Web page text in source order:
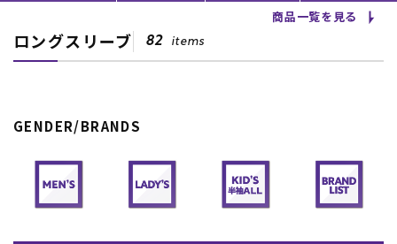
店舗一覧
ファッションTOP
商品一覧を見る
ロングスリーブ 82 items
GENDER/BRANDS